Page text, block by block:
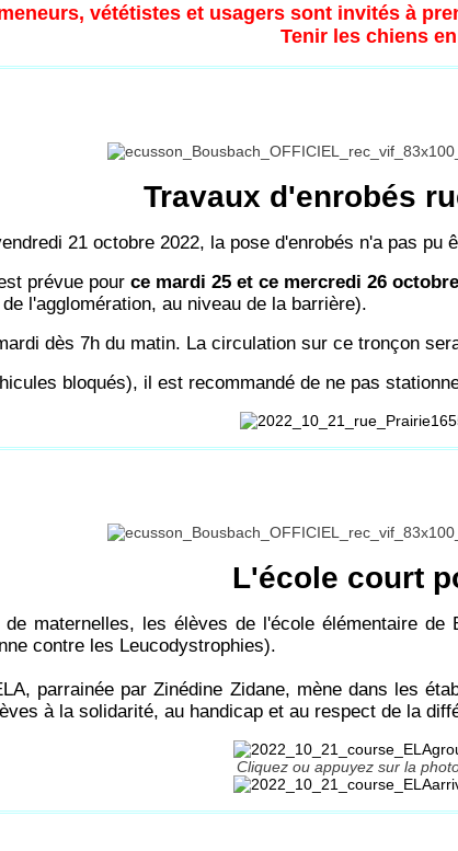
vététistes et usagers sont invités à
Tenir les chiens
Travaux d'enrobés
21 octobre 2022, la pose d'enrobés n'a pas pu
prévue pour ce mardi 25 et ce mercredi 26 octobre
l'agglomération, au niveau de la barrière).
dès 7h du matin. La circulation sur ce tronçon
bloqués), il est recommandé de ne pas
L'école court
maternelles, les élèves de l'école élémentaire
contre les Leucodystrophies).
parrainée par Zinédine Zidane, mène dans les
à la solidarité, au handicap et au respect de la
Cliquez ou appuyez sur la